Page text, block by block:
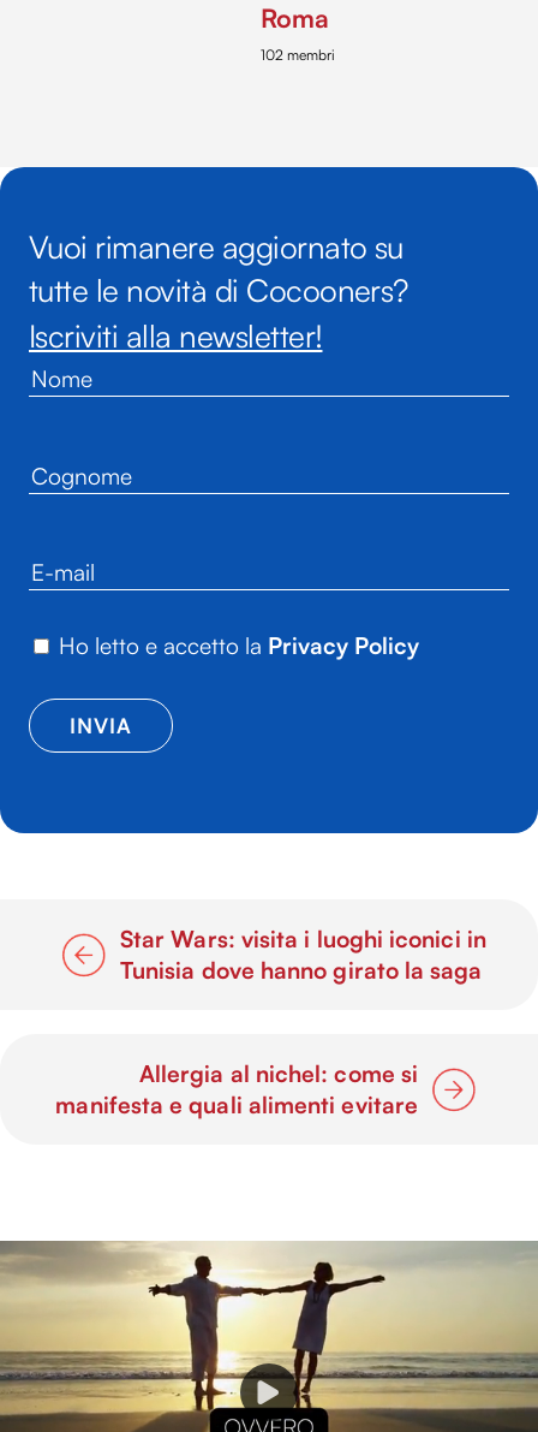
Roma
102 membri
Vuoi rimanere aggiornato su
tutte le novità di Cocooners?
Iscriviti alla newsletter!
Ho letto e accetto la Privacy Policy
Star Wars: visita i luoghi iconici in
Tunisia dove hanno girato la saga
Allergia al nichel: come si
manifesta e quali alimenti evitare